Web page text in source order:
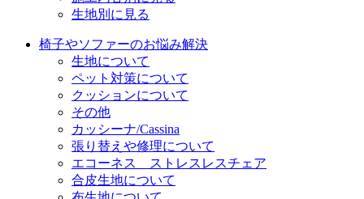
生地別に見る
椅子やソファーのお悩み解決
生地について
ペット対策について
クッションについて
その他
カッシーナ/Cassina
張り替えや修理について
エコーネス ストレスレスチェア
合皮生地について